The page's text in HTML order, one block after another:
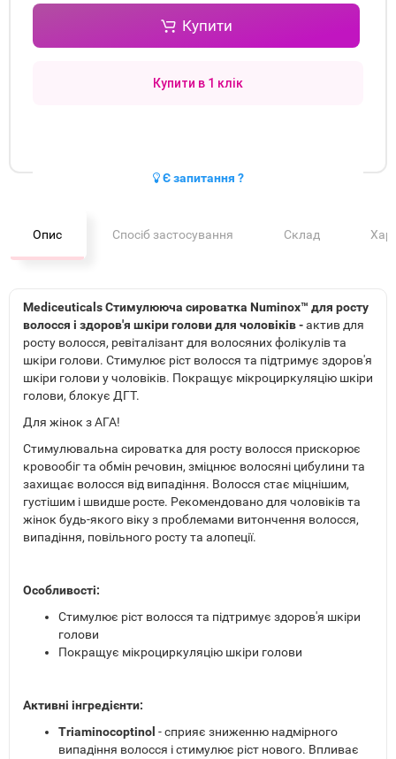
Купити
Купити в 1 клік
Є запитання ?
Опис Спосіб застосування Склад
Mediceuticals Стимулююча сироватка Numinox™ для росту
волосся і здоров'я шкіри голови для чоловіків -актив для
росту волосся, ревіталізант для волосяних фолікулів та
шкіри голови. Стимулює ріст волосся та підтримує здоров'я
шкіри голови у чоловіків. Покращує мікроциркуляцію шкіри
голови, блокує ДГТ.
Для жінок з АГА!
Стимулювальна сироватка для росту волосся прискорює
кровообіг та обмін речовин, зміцнює волосяні цибулини та
захищає волосся від випадіння. Волосся стає міцнішим,
густішим і швидше росте. Рекомендовано для чоловіків та
жінок будь-якого віку з проблемами витончення волосся,
випадіння, повільного росту та алопеції.
Особливості:
Стимулює ріст волосся та підтримує здоров'я шкіри
голови
Покращує мікроциркуляцію шкіри голови
Активні інгредієнти:
Triaminocoptinol - сприяє зниженню надмірного
випадіння волосся і стимулює ріст нового. Впливає